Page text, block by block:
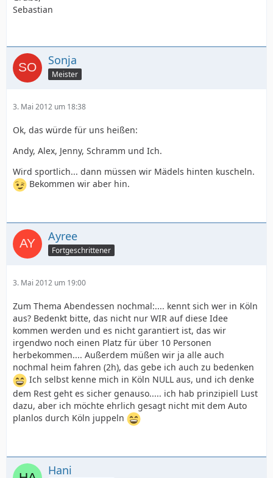
Sebastian
Sonja
Meister
3. Mai 2012 um 18:38
Ok, das würde für uns heißen:
Andy, Alex, Jenny, Schramm und Ich.
Wird sportlich... dann müssen wir Mädels hinten kuscheln.
Bekommen wir aber hin.
Ayree
Fortgeschrittener
3. Mai 2012 um 19:00
Zum Thema Abendessen nochmal:.... kennt sich wer in Köln
aus? Bedenkt bitte, das nicht nur WIR auf diese Idee
kommen werden und es nicht garantiert ist, das wir
irgendwo noch einen Platz für über 10 Personen
herbekommen.... Außerdem müßen wir ja alle auch
nochmal heim fahren (2h), das gebe ich auch zu bedenken
Ich selbst kenne mich in Köln NULL aus, und ich denke
dem Rest geht es sicher genauso..... ich hab prinzipiell Lust
dazu, aber ich möchte ehrlich gesagt nicht mit dem Auto
planlos durch Köln juppeln
Hani